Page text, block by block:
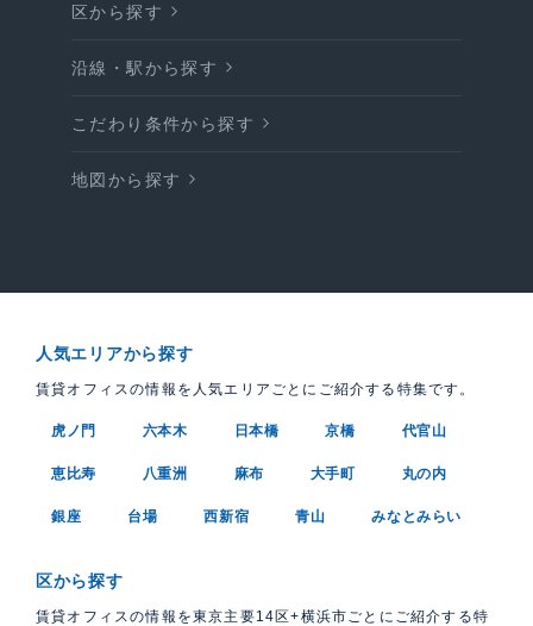
区から探す
沿線・駅から探す
こだわり条件から探す
地図から探す
人気エリアから探す
賃貸オフィスの情報を人気エリアごとにご紹介する特集です。
虎ノ門 六本木 日本橋 京橋 代官山
恵比寿 八重洲 麻布 大手町 丸の内
銀座 台場 西新宿 青山 みなとみらい
区から探す
賃貸オフィスの情報を東京主要14区+横浜市ごとにご紹介する特